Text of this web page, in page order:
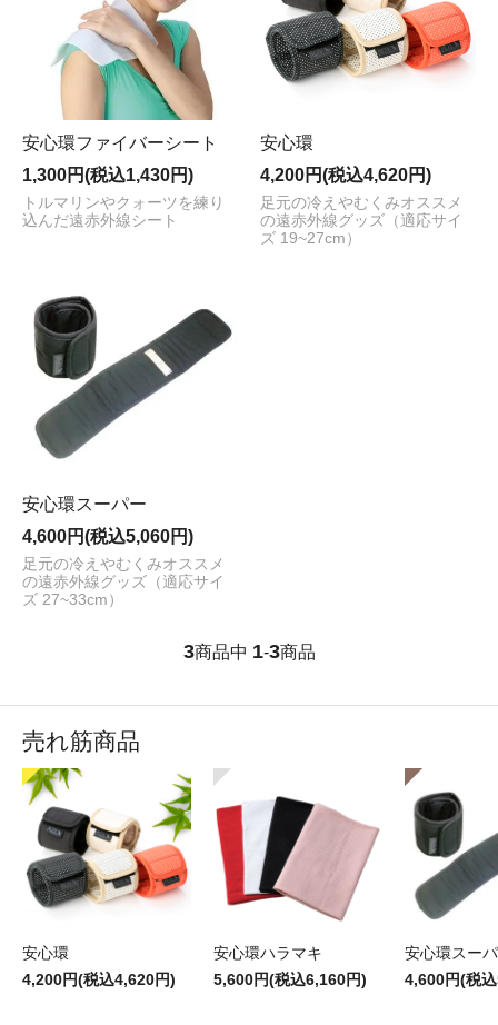
安心環ファイバーシート
1,300円(税込1,430円)
トルマリンやクォーツを練り
込んだ遠赤外線シート
安心環
4,200円(税込4,620円)
足元の冷えやむくみオススメ
の遠赤外線グッズ（適応サイ
ズ 19~27cm）
安心環スーパー
4,600円(税込5,060円)
足元の冷えやむくみオススメ
の遠赤外線グッズ（適応サイ
ズ 27~33cm）
3商品中 1-3商品
売れ筋商品
安心環
4,200円(税込4,620円)
安心環ハラマキ
5,600円(税込6,160円)
安心環スー
4,600円(税